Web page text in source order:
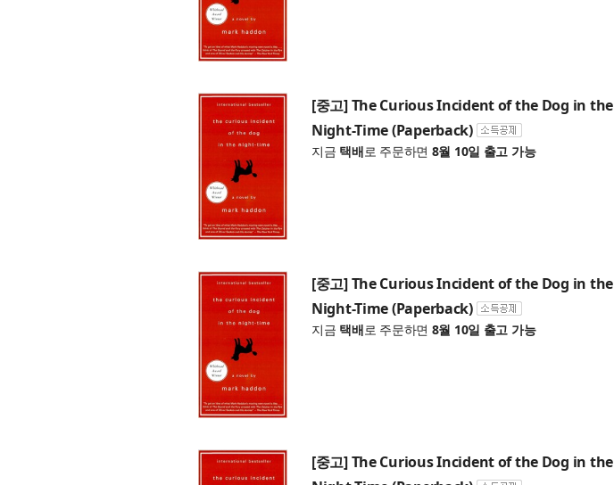
[중고] The Curious Incident of the Dog in the
Night-Time (Paperback)
지금 택배로 주문하면 8월 10일 출고 가능
[중고] The Curious Incident of the Dog in the
Night-Time (Paperback)
지금 택배로 주문하면 8월 10일 출고 가능
[중고] The Curious Incident of the Dog in the